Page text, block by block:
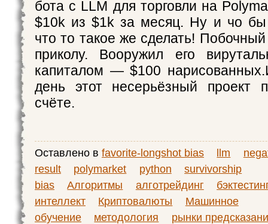
бота с LLM для торговли на
$10k из $1k за месяц. Ну и чо бы
что то такое же сделать! Побочный
приколу. Вооружил его
капиталом — $100
день этот несерьёзный проект
счёте.
Оставлено в favorite-longshot bias llm
result
polymarket python
survivorship
bias
Алгоритмы алготрейдинг
интеллект
Криптовалюты
Машинное
обучение
методология рынки